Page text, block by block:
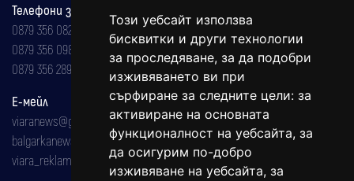
Този уебсайт използва
бисквитки и други технологии
за проследяване, за да подобри
изживяването ви при
сърфиране за следните цели: за
активиране на основната
функционалност на уебсайта, за
да осигурим по-добро
изживяване на уебсайта, за
Телефони за реклама и абонаменти
0879 356 082
0879 356 098
0879 356 289
Е-мейл
viaranews@gmail.com
balgarkanews@gmail.com
viara_reklama@mail.bg